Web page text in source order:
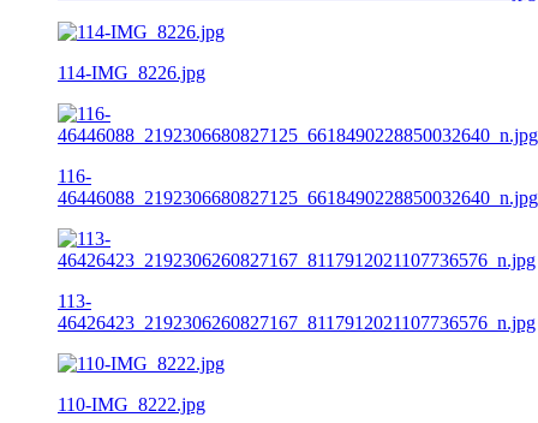
114-IMG_8226.jpg
116-
46446088_2192306680827125_6618490228850032640_n.jpg
113-
46426423_2192306260827167_8117912021107736576_n.jpg
110-IMG_8222.jpg